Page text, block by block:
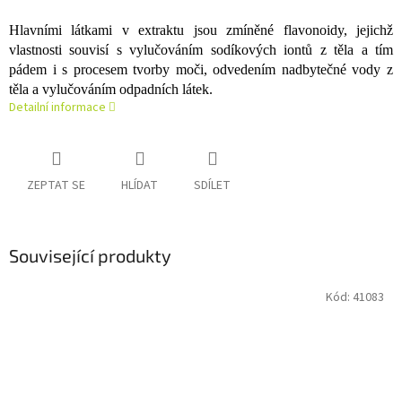
Hlavními látkami v extraktu jsou zmíněné flavonoidy, jejichž
vlastnosti souvisí s vylučováním sodíkových iontů z těla a tím
pádem i s procesem tvorby moči, odvedením nadbytečné vody z
těla a vylučováním odpadních látek.
Detailní informace
ZEPTAT SE HLÍDAT SDÍLET
Související produkty
Kód: 41083